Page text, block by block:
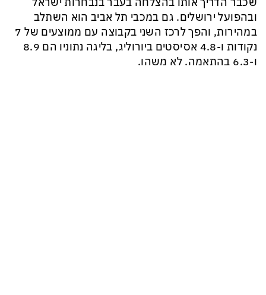
ובהפועל ירושלים. גם במכבי תל אביב הוא השתלב
במהירות, והפך לרכז השני בקבוצה עם ממוצעים של 7
נקודות ו-4.8 אסיסטים ביורוליג, בליגה נתוניו הם 8.9
ו-6.3 בהתאמה. לא משהו.